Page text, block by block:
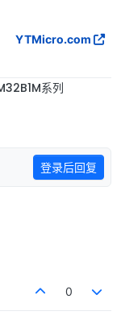
YTMicro.com
系列
登录后回复
0